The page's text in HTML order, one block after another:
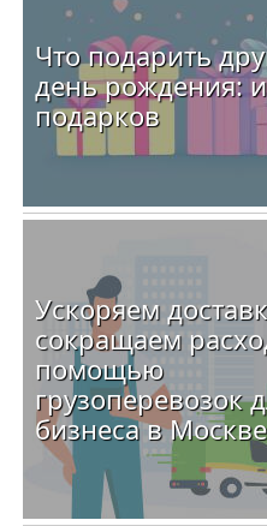
Что подарить
день рождения:
подарков
Ускоряем
сокращаем
помощью
грузоперевозок
бизнеса в Москве